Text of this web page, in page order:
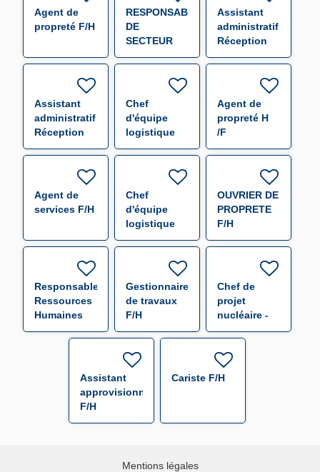
Agent de
propreté F/H
RESPONSABLE
DE
SECTEUR
(000655) F/H
Assistant
administratif
Réception
Expédition
Assistant
administratif
Réception
Expédition
Chef
d'équipe
logistique
F/H
Agent de
propreté H
/F
Agent de
services F/H
Chef
d'équipe
logistique
F/H
OUVRIER DE
PROPRETE
F/H
Responsable
Ressources
Humaines
F/H
Gestionnaire
de travaux
F/H
Chef de
projet
nucléaire -
f/h F/H
Assistant
approvisionneur
F/H
Cariste F/H
Mentions légales